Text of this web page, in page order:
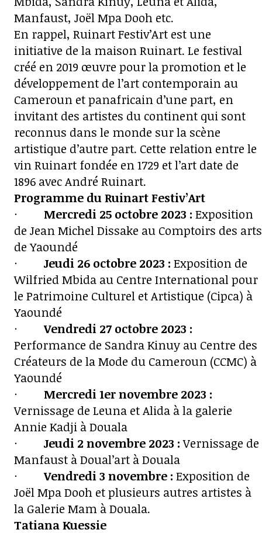
Manfaust, Joël Mpa Dooh etc.
En rappel, Ruinart Festiv’Art est une
initiative de la maison Ruinart. Le festival
créé en 2019 œuvre pour la promotion et le
développement de l’art contemporain au
Cameroun et panafricain d’une part, en
invitant des artistes du continent qui sont
reconnus dans le monde sur la scène
artistique d’autre part. Cette relation entre le
vin Ruinart fondée en 1729 et l’art date de
1896 avec André Ruinart.
Programme du Ruinart Festiv’Art
· Mercredi 25 octobre 2023 : Exposition
de Jean Michel Dissake au Comptoirs des arts
de Yaoundé
· Jeudi 26 octobre 2023 : Exposition de
Wilfried Mbida au Centre International pour
le Patrimoine Culturel et Artistique (Cipca) à
Yaoundé
·Vendredi 27 octobre 2023 :
Performance de Sandra Kinuy au Centre des
Créateurs de la Mode du Cameroun (CCMC) à
Yaoundé
· Mercredi 1er novembre 2023 :
Vernissage de Leuna et Alida à la galerie
Annie Kadji à Douala
· Jeudi 2 novembre 2023 :Vernissage de
Manfaust à Doual’art à Douala
·Vendredi 3 novembre : Exposition de
Joël Mpa Dooh et plusieurs autres artistes à
la Galerie Mam à Douala.
Tatiana Kuessie